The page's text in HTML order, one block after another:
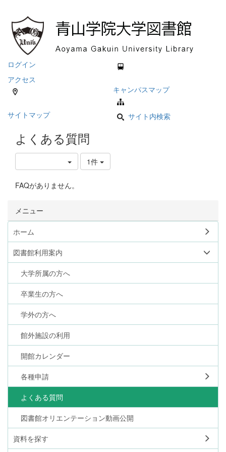
ログイン
アクセス
キャンパスマップ
サイトマップ サイト内検索
よくある質問
1件
FAQがありません。
メニュー
ホーム
図書館利用案内
大学所属の方へ
卒業生の方へ
学外の方へ
館外施設の利用
開館カレンダー
各種申請
よくある質問
図書館オリエンテーション動画公開
資料を探す